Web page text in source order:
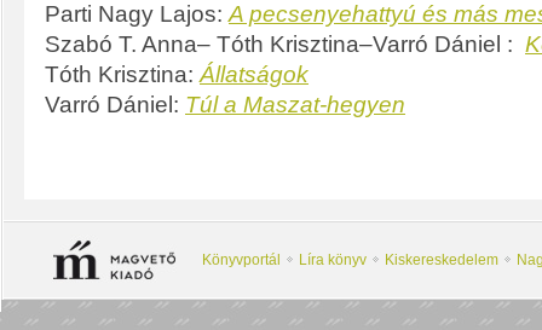
Parti Nagy Lajos:A pecsenyehattyú és más
Szabó T. Anna– Tóth Krisztina–Varró Dániel :
Tóth Krisztina:Állatságok
Varró Dániel: Túl a Maszat-hegyen
Könyvportál Líra könyv Kiskereskedelem